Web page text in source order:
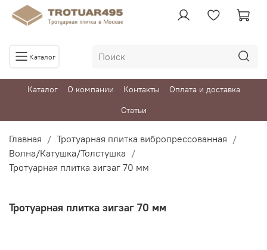
Каталог
Каталог О компании Контакты
Оплата и доставка
Статьи
Главная
Тротуарная плитка вибропрессованная
Волна/Катушка/Толстушка
Тротуарная плитка зигзаг 70 мм
Тротуарная плитка зигзаг 70 мм